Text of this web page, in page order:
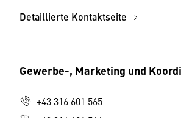
Detaillierte Kontaktseite
Gewerbe-, Marketing und
+43 316 601 565